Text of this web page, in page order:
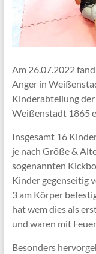
Am 26.07.2022
Anger in
Kinderabteilung
Weißenstadt 1865
Insgesamt 16
je nach Größe &
sogenannten
Kinder gegenseitig
3 am Körper
hat wem dies als
und waren mit
Besonders